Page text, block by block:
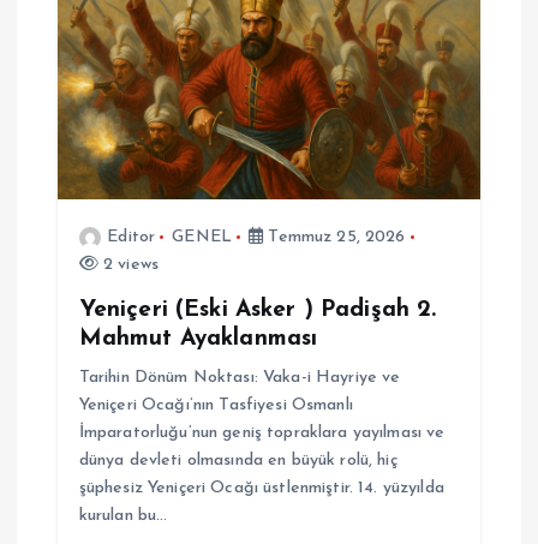
Editor GENEL
Temmuz 25, 2026
2 views
Yeniçeri (Eski Asker ) Padişah 2.
Mahmut Ayaklanması
Tarihin Dönüm Noktası: Vaka-i Hayriye ve
Yeniçeri Ocağı’nın Tasfiyesi Osmanlı
İmparatorluğu’nun geniş topraklara yayılması ve
dünya devleti olmasında en büyük rolü, hiç
şüphesiz Yeniçeri Ocağı üstlenmiştir. 14. yüzyılda
kurulan bu…